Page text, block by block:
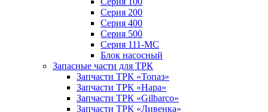
Серия 200
Серия 400
Серия 500
Серия 111-МС
Блок насосный
Запасные части для ТРК
Запчасти ТРК «Топаз»
Запчасти ТРК «Нара»
Запчасти ТРК «Gilbarco»
Запчасти ТРК «Ливенка»